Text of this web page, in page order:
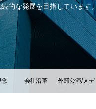
的な発展を目指しています。
念 会社沿革 外部公演/メデ